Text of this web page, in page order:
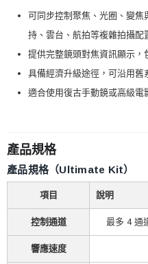
可同步控制聚焦、光圈、變
持、雲台、航拍等複雜拍攝配
提供完整鏡頭對焦資訊顯示，
具備經濟升級途徑，可沿用舊
適合使用復古手動鏡或高級電
產品規格
產品規格（Ultimate Kit）
項目 說明
控制通道 最多 4 通
響應速度